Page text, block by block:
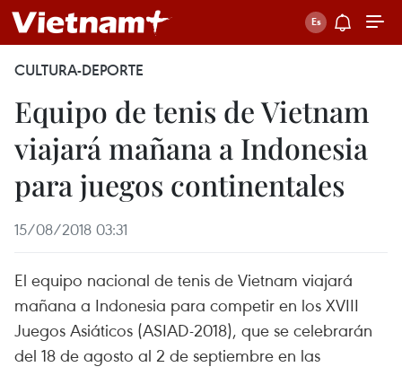
CULTURA-DEPORTE
Equipo de tenis de Vietnam
viajará mañana a Indonesia
para juegos continentales
15/08/2018 03:31
El equipo nacional de tenis de Vietnam viajará
mañana a Indonesia para competir en los XVIII
Juegos Asiáticos (ASIAD-2018), que se celebrarán
del 18 de agosto al 2 de septiembre en las